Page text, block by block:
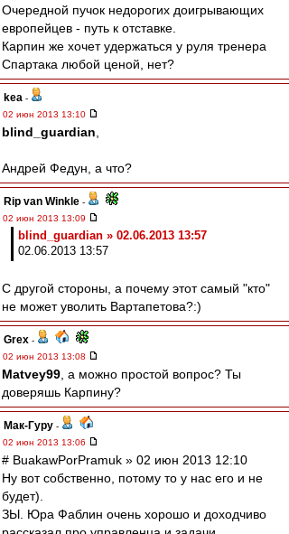
Очередной пучок недорогих доигрывающих
европейцев - путь к отставке.
Карпин же хочет удержаться у руля тренера
Спартака любой ценой, нет?
kea -
02 июн 2013 13:10
blind_guardian
Андрей Федун, а что?
Rip van Winkle -
02 июн 2013 13:09
blind_guardian » 02.06.2013 13:57
02.06.2013 13:57
С другой стороны, а почему этот самый "кто"
не может уволить Вартапетова?:)
Grex -
02 июн 2013 13:08
Matvey99 , а можно простой вопрос? Ты
доверяшь Карпину?
Мак-Гуру -
02 июн 2013 13:06
# BuakawPorPramuk » 02 июн 2013 12:10
Ну вот собственно, потому то у нас его и не
будет).
ЗЫ. Юра Фаблин очень хорошо и доходчиво